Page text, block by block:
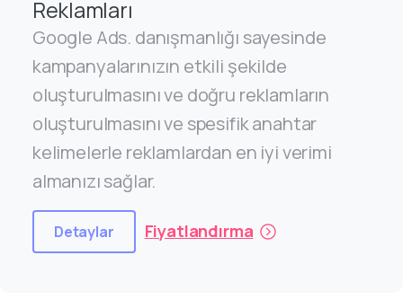
Reklamları
Google Ads. danışmanlığı sayesinde
kampanyalarınızın etkili şekilde
oluşturulmasını ve doğru reklamların
oluşturulmasını ve spesifik anahtar
kelimelerle reklamlardan en iyi verimi
almanızı sağlar.
Detaylar Fiyatlandırma